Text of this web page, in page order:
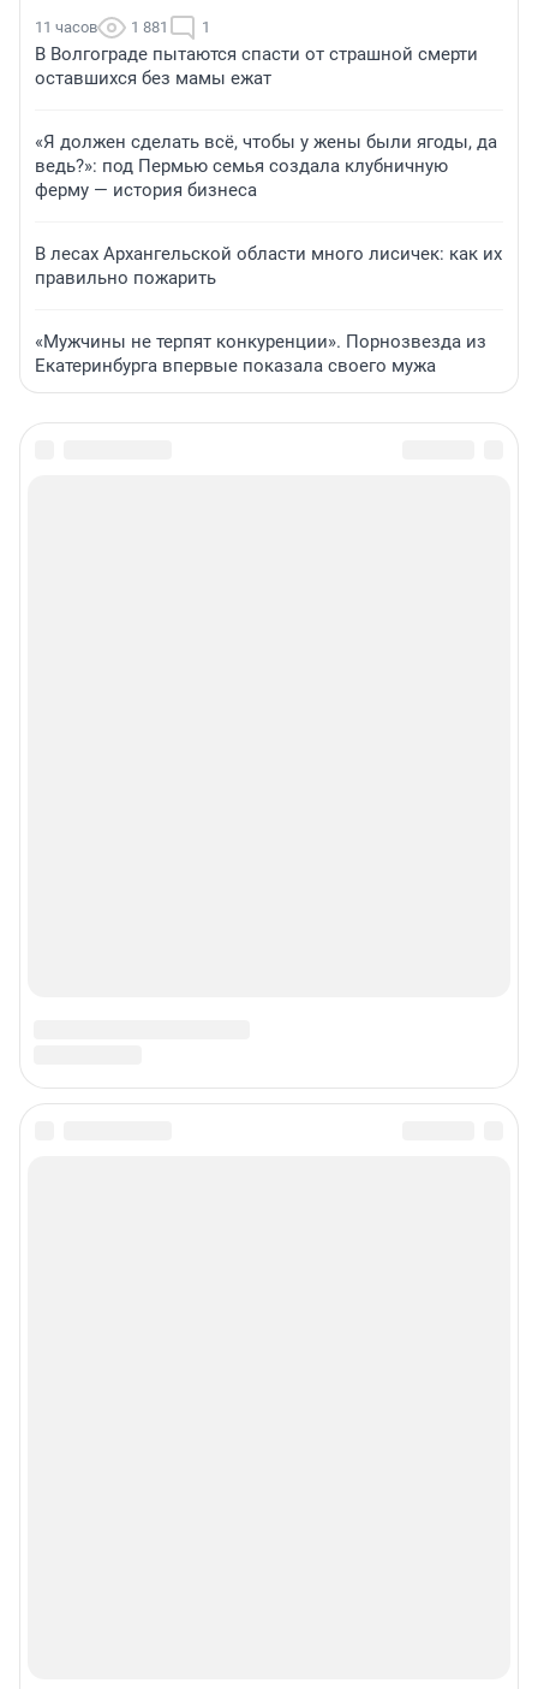
11 часов 1 881 1
В Волгограде пытаются спасти от страшной смерти
оставшихся без мамы ежат
«Я должен сделать всё, чтобы у жены были ягоды, да
ведь?»: под Пермью семья создала клубничную
ферму — история бизнеса
В лесах Архангельской области много лисичек: как их
правильно пожарить
«Мужчины не терпят конкуренции». Порнозвезда из
Екатеринбурга впервые показала своего мужа